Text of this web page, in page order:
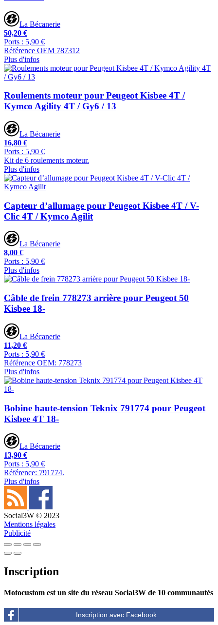
La Bécanerie
50,20 €
Ports : 5,90 €
Référence OEM 787312
Plus d'infos
Roulements moteur pour Peugeot Kisbee 4T /
Kymco Agility 4T / Gy6 / 13
La Bécanerie
16,80 €
Ports : 5,90 €
Kit de 6 roulements moteur.
Plus d'infos
Capteur d’allumage pour Peugeot Kisbee 4T / V-
Clic 4T / Kymco Agilit
La Bécanerie
8,00 €
Ports : 5,90 €
Plus d'infos
Câble de frein 778273 arrière pour Peugeot 50
Kisbee 18-
La Bécanerie
11,20 €
Ports : 5,90 €
Référence OEM: 778273
Plus d'infos
Bobine haute-tension Teknix 791774 pour Peugeot
Kisbee 4T 18-
La Bécanerie
13,90 €
Ports : 5,90 €
Référence: 791774.
Plus d'infos
Social3W © 2023
Mentions légales
Publicité
Inscription
Motocustom est un site du réseau Social3W de 10 communautés